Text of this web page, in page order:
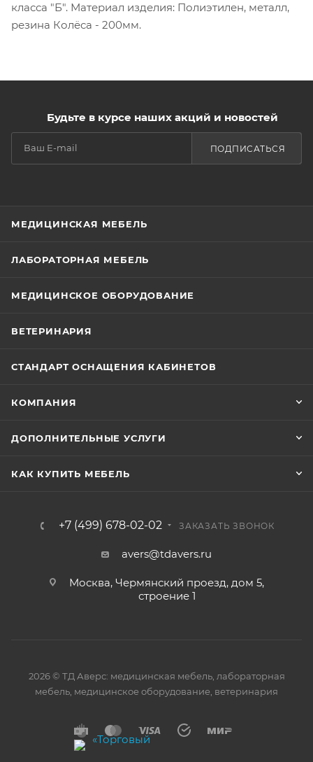
класса "Б". Материал изделия: Полиэтилен, металл,
резина Колёса - 200мм.
Будьте в курсе наших акций и новостей
ПОДПИСАТЬСЯ
МЕДИЦИНСКАЯ МЕБЕЛЬ
ЛАБОРАТОРНАЯ МЕБЕЛЬ
МЕДИЦИНСКОЕ ОБОРУДОВАНИЕ
ВЕТЕРИНАРИЯ
СТАНДАРТ ОСНАЩЕНИЯ КАБИНЕТОВ
КОМПАНИЯ
ДОПОЛНИТЕЛЬНЫЕ УСЛУГИ
КАК КУПИТЬ МЕБЕЛЬ
+7 (499) 678-02-02 ЗАКАЗАТЬ ЗВОНОК
avers@tdavers.ru
Москва, Чермянский проезд, дом 5,
строение 1
2026 © ТД Аверс: медицинская мебель, лабораторная
мебель, медицинское оборудование, ветеринария